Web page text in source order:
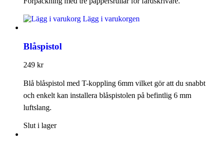
Lägg i varukorgen
Blåspistol
249 kr
Blå blåspistol med T-koppling 6mm vilket gör att du snabbt
och enkelt kan installera blåspistolen på befintlig 6 mm
luftslang.
Slut i lager